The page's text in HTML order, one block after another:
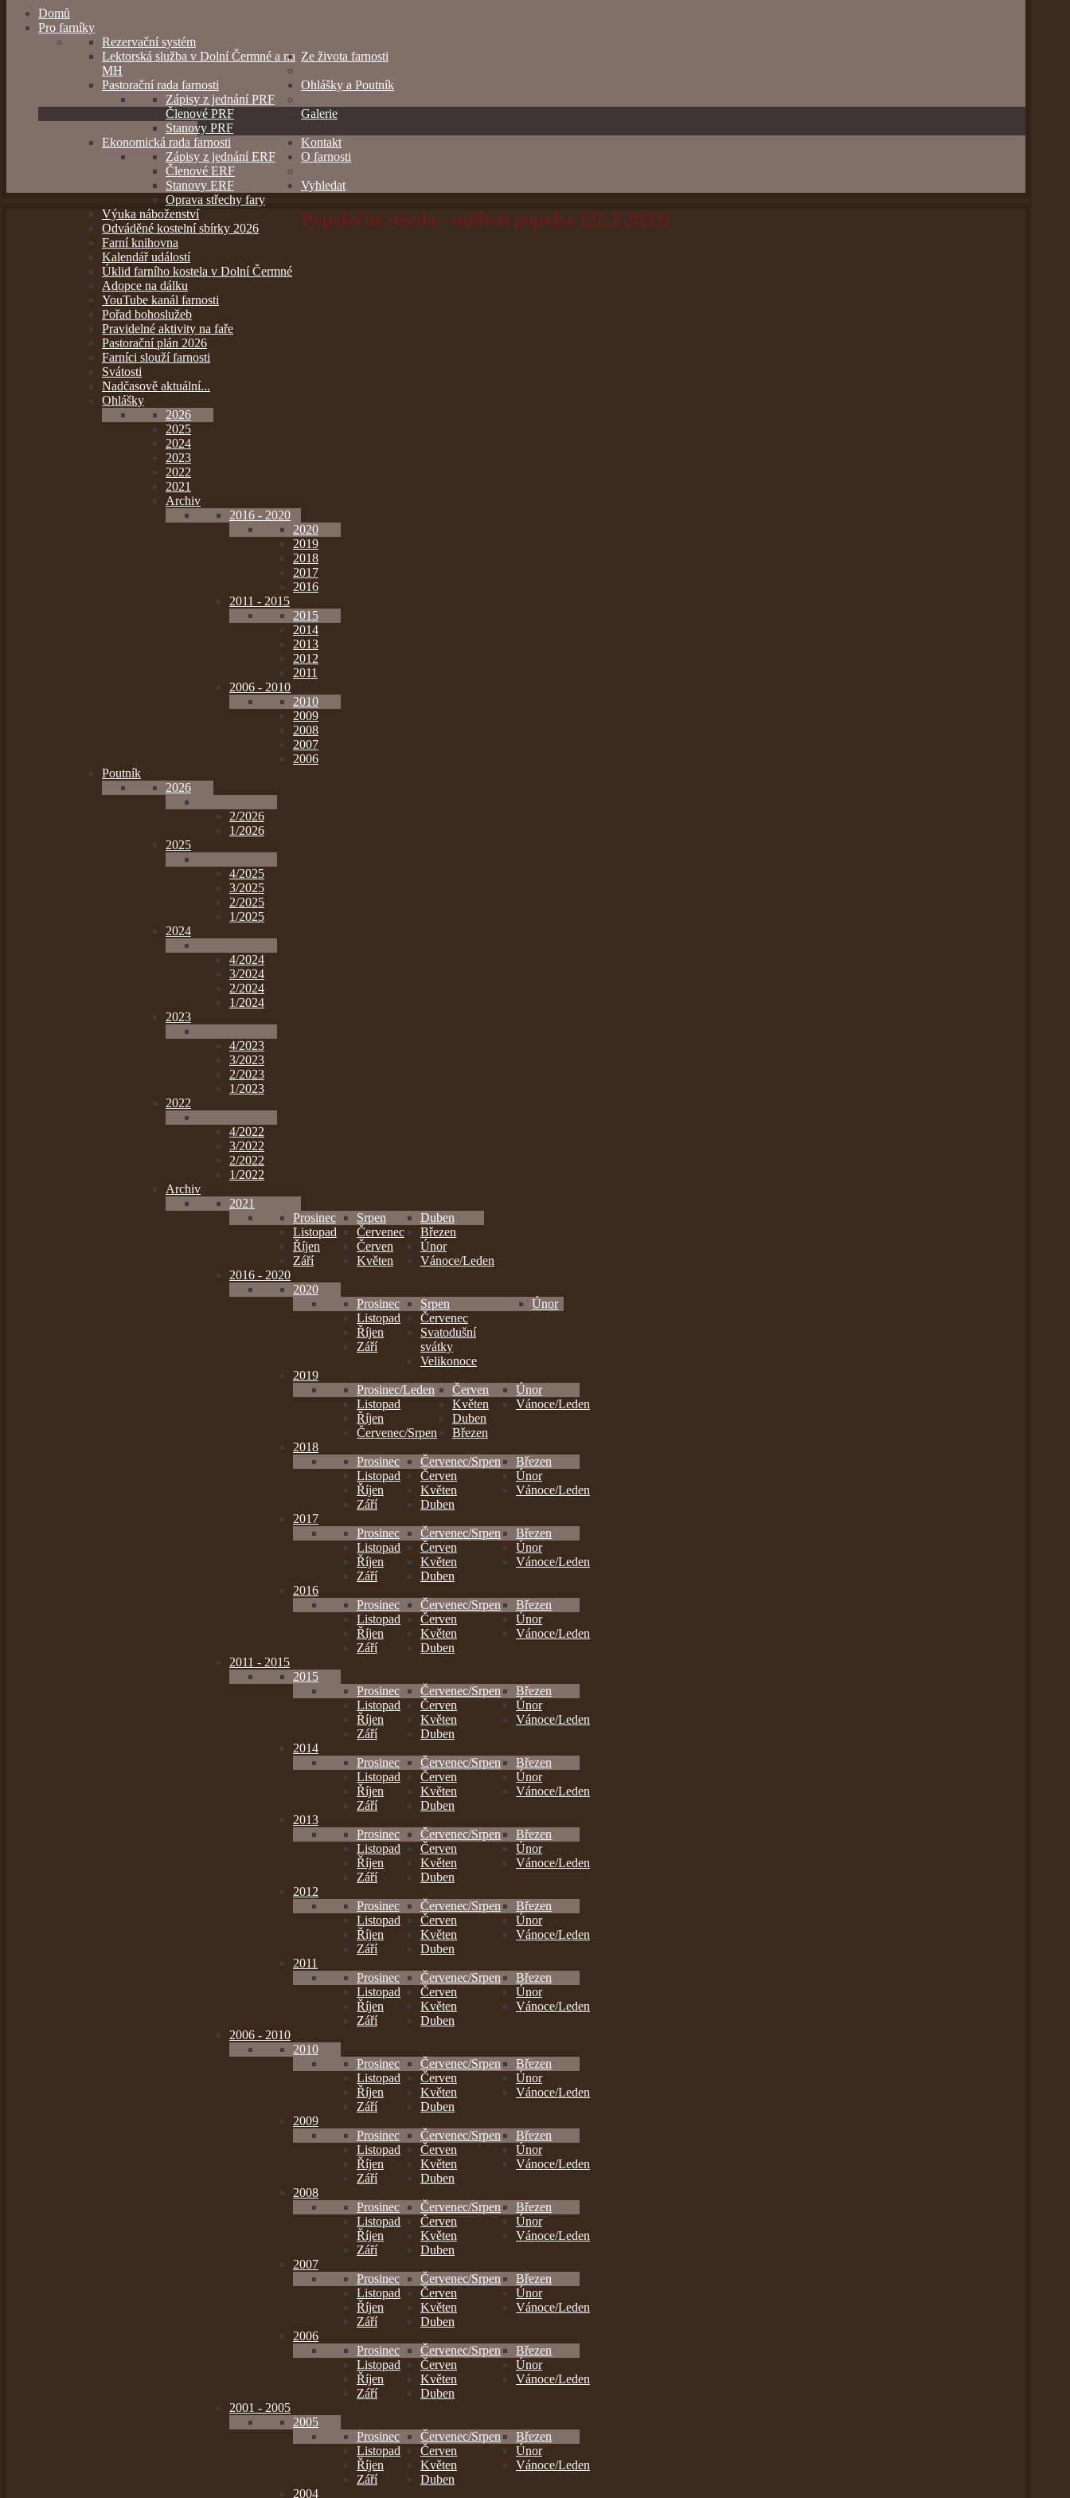
Domů
Pro farníky
Rezervační systém
Lektorská služba v Dolní Čermné a na
MH
Pastorační rada farnosti
Zápisy z jednání PRF
Členové PRF
Stanovy PRF
Ekonomická rada farnosti
Zápisy z jednání ERF
Členové ERF
Stanovy ERF
Oprava střechy fary
Výuka náboženství
Odváděné kostelní sbírky 2026
Farní knihovna
Kalendář událostí
Úklid farního kostela v Dolní Čermné
Adopce na dálku
YouTube kanál farnosti
Ze života farnosti
Pořad bohoslužeb
Pravidelné aktivity na faře
Pastorační plán 2026
Farníci slouží farnosti
Svátosti
Nadčasově aktuální...
Ohlášky a Poutník
Ohlášky
2026
2025
2024
2023
2022
2021
Archiv
2016 - 2020
2020
2019
2018
2017
2016
2011 - 2015
2015
2014
2013
2012
2011
2006 - 2010
2010
2009
2008
2007
2006
Poutník
2026
2/2026
1/2026
2025
4/2025
3/2025
2/2025
1/2025
2024
4/2024
3/2024
2/2024
1/2024
2023
4/2023
3/2023
2/2023
1/2023
2022
4/2022
3/2022
2/2022
1/2022
Archiv
2021
Prosinec
Listopad
Říjen
Září
Srpen
Červenec
Červen
Květen
Duben
Březen
Únor
Vánoce/Leden
2016 - 2020
2020
Prosinec
Listopad
Říjen
Září
Srpen
Červenec
Svatodušní
svátky
Velikonoce
Únor
2019
Prosinec/Leden
Listopad
Říjen
Červenec/Srpen
Červen
Květen
Duben
Březen
Únor
Vánoce/Leden
2018
Prosinec
Listopad
Říjen
Září
Červenec/Srpen
Červen
Květen
Duben
Březen
Únor
Vánoce/Leden
2017
Prosinec
Listopad
Říjen
Září
Červenec/Srpen
Červen
Květen
Duben
Březen
Únor
Vánoce/Leden
2016
Prosinec
Listopad
Říjen
Září
Červenec/Srpen
Červen
Květen
Duben
Březen
Únor
Vánoce/Leden
2011 - 2015
2015
Prosinec
Listopad
Říjen
Září
Červenec/Srpen
Červen
Květen
Duben
Březen
Únor
Vánoce/Leden
2014
Prosinec
Listopad
Říjen
Září
Červenec/Srpen
Červen
Květen
Duben
Březen
Únor
Vánoce/Leden
2013
Prosinec
Listopad
Říjen
Září
Červenec/Srpen
Červen
Květen
Duben
Březen
Únor
Vánoce/Leden
2012
Prosinec
Listopad
Říjen
Září
Červenec/Srpen
Červen
Květen
Duben
Březen
Únor
Vánoce/Leden
2011
Prosinec
Listopad
Říjen
Září
Červenec/Srpen
Červen
Květen
Duben
Březen
Únor
Vánoce/Leden
2006 - 2010
2010
Prosinec
Listopad
Říjen
Září
Červenec/Srpen
Červen
Květen
Duben
Březen
Únor
Vánoce/Leden
2009
Prosinec
Listopad
Říjen
Září
Červenec/Srpen
Červen
Květen
Duben
Březen
Únor
Vánoce/Leden
2008
Prosinec
Listopad
Říjen
Září
Červenec/Srpen
Červen
Květen
Duben
Březen
Únor
Vánoce/Leden
2007
Prosinec
Listopad
Říjen
Září
Červenec/Srpen
Červen
Květen
Duben
Březen
Únor
Vánoce/Leden
2006
Prosinec
Listopad
Říjen
Září
Červenec/Srpen
Červen
Květen
Duben
Březen
Únor
Vánoce/Leden
2001 - 2005
2005
Prosinec
Listopad
Říjen
Září
Červenec/Srpen
Červen
Květen
Duben
Březen
Únor
Vánoce/Leden
2004
Galerie
Kontakt
O farnosti
Vyhledat
Popeleční středa - udílení popelce (22.2.2023)